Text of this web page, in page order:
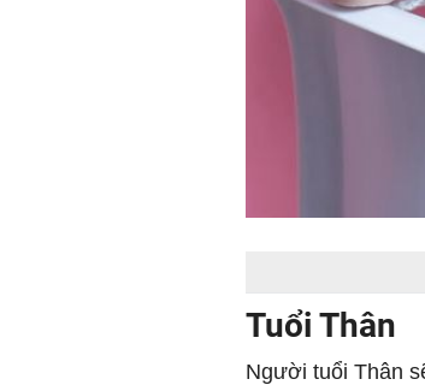
Tuổi Thân
Người tuổi Thân